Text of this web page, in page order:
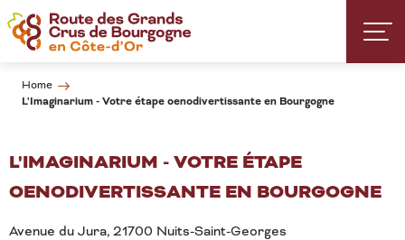
Aller
au
contenu
Home
L'Imaginarium - Votre étape oenodivertissante en Bourgogne
L'IMAGINARIUM - VOTRE ÉTAPE
OENODIVERTISSANTE EN BOURGOGNE
Avenue du Jura, 21700 Nuits-Saint-Georges